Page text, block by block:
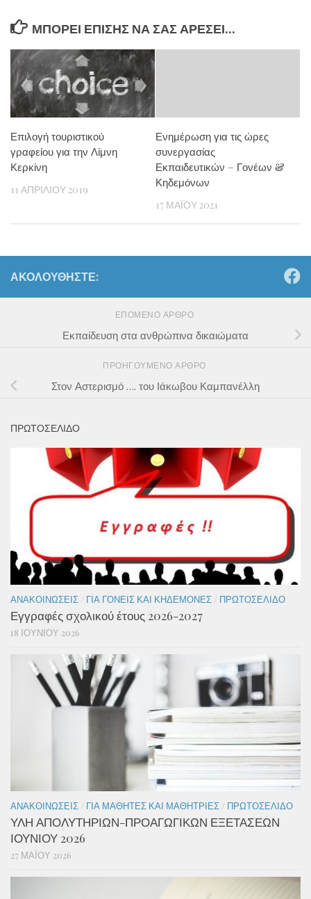
ΜΠΟΡΕΊ ΕΠΊΣΗΣ ΝΑ ΣΑΣ ΑΡΈΣΕΙ...
Επιλογή τουριστικού
γραφείου για την Λίμνη
Κερκίνη
11 ΑΠΡΙΛΊΟΥ 2019
Ενημέρωση για τις ώρες
συνεργασίας
Εκπαιδευτικών – Γονέων &
Κηδεμόνων
17 ΜΑΪ́ΟΥ 2021
ΑΚΟΛΟΥΘΉΣΤΕ:
ΕΠΌΜΕΝΟ ΆΡΘΡΟ
Εκπαίδευση στα ανθρώπινα δικαιώματα
ΠΡΟΗΓΟΎΜΕΝΟ ΆΡΘΡΟ
Στον Αστερισμό …. του Ιάκωβου Καμπανέλλη
ΠΡΩΤΟΣΕΛΙΔΟ
ΑΝΑΚΟΙΝΏΣΕΙΣ / ΓΙΑ ΓΟΝΕΊΣ ΚΑΙ ΚΗΔΕΜΌΝΕΣ / ΠΡΩΤΟΣΈΛΙΔΟ
Εγγραφές σχολικού έτους 2026-2027
18 ΙΟΥΝΊΟΥ 2026
ΑΝΑΚΟΙΝΏΣΕΙΣ / ΓΙΑ ΜΑΘΗΤΈΣ ΚΑΙ ΜΑΘΉΤΡΙΕΣ / ΠΡΩΤΟΣΈΛΙΔΟ
ΥΛΗ ΑΠΟΛΥΤΗΡΙΩΝ-ΠΡΟΑΓΩΓΙΚΩΝ ΕΞΕΤΑΣΕΩΝ
ΙΟΥΝΙΟΥ 2026
27 ΜΑΪ́ΟΥ 2026